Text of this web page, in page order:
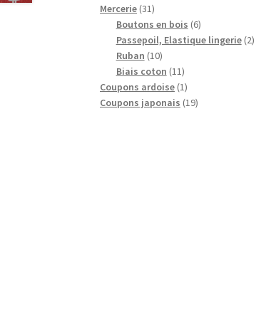
produits
Mercerie 3131
produits
Boutons en bois 66
produits
Passepoil, Elastique lingerie 22
Ruban 1010
produits
Biais coton 1111
produits
Coupons ardoise 11
produit
Coupons japonais 1919